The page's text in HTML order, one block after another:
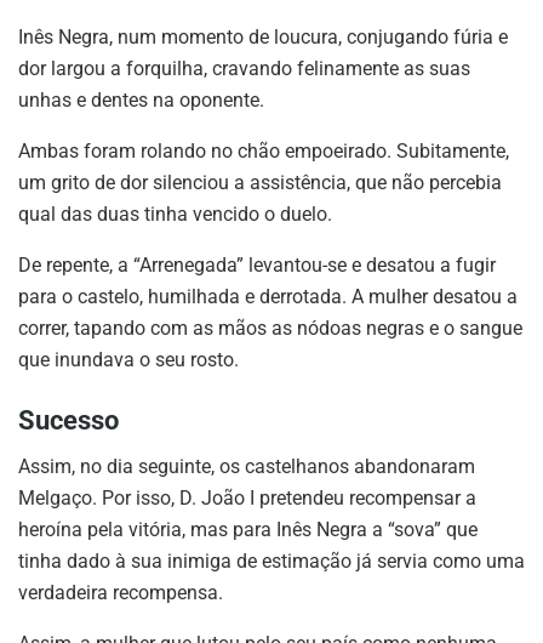
Inês Negra, num momento de loucura, conjugando fúria e
dor largou a forquilha, cravando felinamente as suas
unhas e dentes na oponente.
Ambas foram rolando no chão empoeirado. Subitamente,
um grito de dor silenciou a assistência, que não percebia
qual das duas tinha vencido o duelo.
De repente, a “Arrenegada” levantou-se e desatou a fugir
para o castelo, humilhada e derrotada. A mulher desatou a
correr, tapando com as mãos as nódoas negras e o sangue
que inundava o seu rosto.
Sucesso
Assim, no dia seguinte, os castelhanos abandonaram
Melgaço. Por isso, D. João I pretendeu recompensar a
heroína pela vitória, mas para Inês Negra a “sova” que
tinha dado à sua inimiga de estimação já servia como uma
verdadeira recompensa.